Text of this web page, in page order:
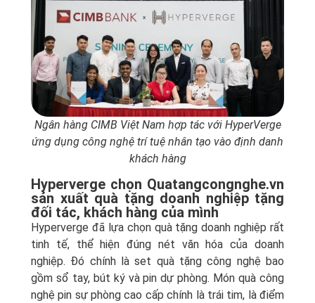
Ngân hàng CIMB Việt Nam hợp tác với HyperVerge
ứng dụng công nghệ trí tuệ nhân tạo vào định danh
khách hàng
Hyperverge chọn Quatangcongnghe.vn
sản xuất quà tặng doanh nghiệp tặng
đối tác, khách hàng của mình
Hyperverge đã lựa chọn quà tặng doanh nghiệp rất
tinh tế, thể hiện đúng nét văn hóa của doanh
nghiệp. Đó chính là set quà tặng công nghệ bao
gồm sổ tay, bút ký và pin dự phòng. Món quà công
nghệ pin sự phòng cao cấp chính là trái tim, là điểm